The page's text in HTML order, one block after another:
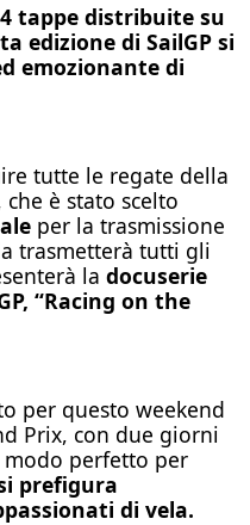
tappe distribuite su
edizione di SailGP si
emozionante di
tutte le regate della
che è stato scelto
per la trasmissione
trasmetterà tutti gli
la docuserie
“Racing on the
per questo weekend
Prix, con due giorni
perfetto per
prefigura
di vela.